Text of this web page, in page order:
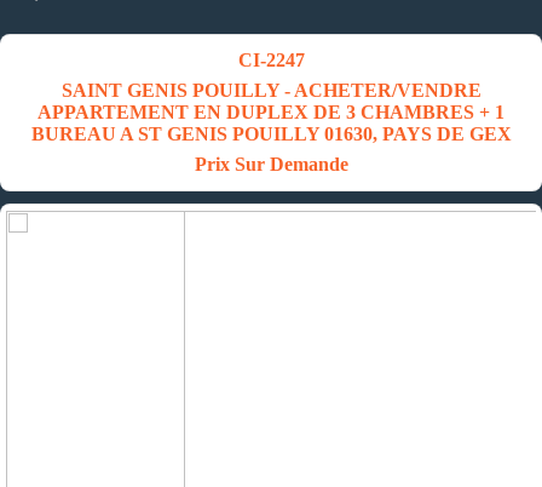
CI-2247
SAINT GENIS POUILLY - ACHETER/VENDRE
APPARTEMENT EN DUPLEX DE 3 CHAMBRES + 1
BUREAU A ST GENIS POUILLY 01630, PAYS DE GEX
Prix Sur Demande